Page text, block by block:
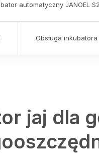
automatyczny JANOEL
Obsługa
jaj dla